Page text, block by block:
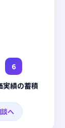
6
実績の蓄積
へ